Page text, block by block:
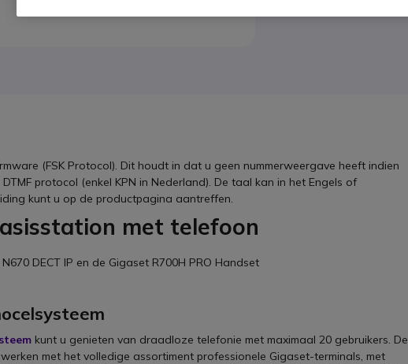
(FSK Protocol). Dit houdt in dat u geen nummerweergave heeft indien
protocol (enkel KPN in Nederland). De taal kan in het Engels of
kunt u op de productpagina aantreffen.
met telefoon
DECT IP en de Gigaset R700H PRO Handset
kunt u genieten van draadloze telefonie met maximaal 20 gebruikers. De
met het volledige assortiment professionele Gigaset-terminals, met